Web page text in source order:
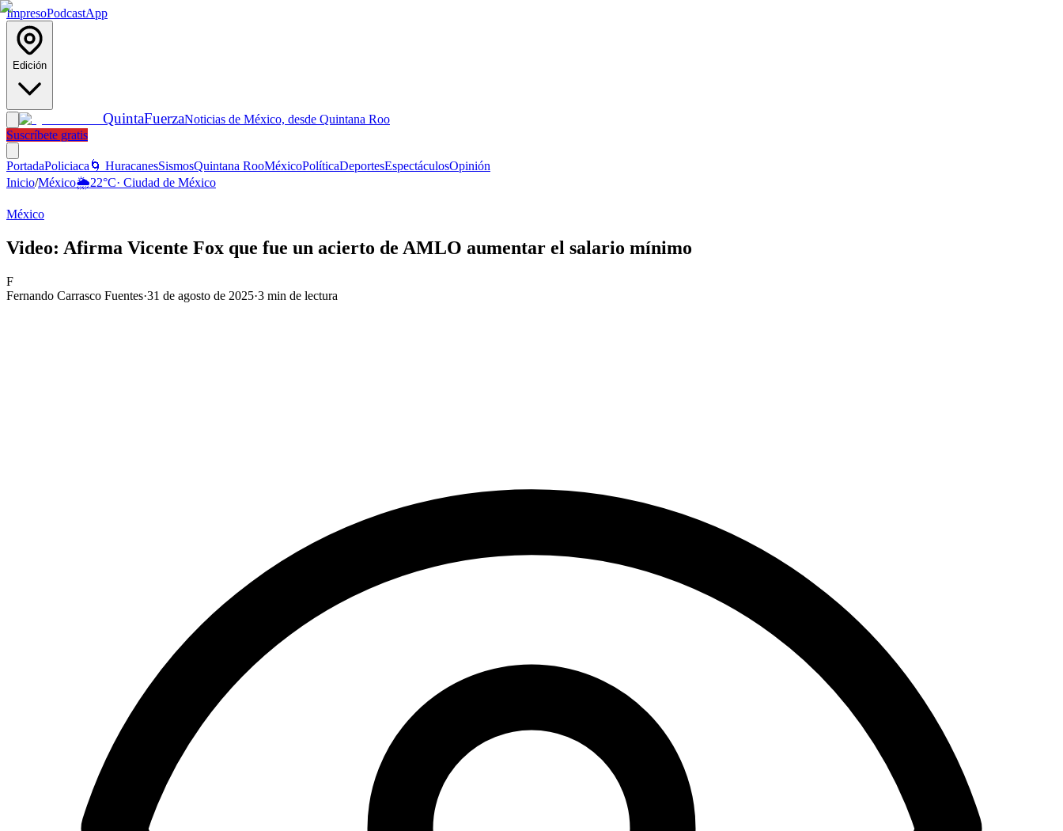
ImpresoPodcastApp
Edición
QuintaFuerzaNoticias de México, desde Quintana Roo
Suscríbete gratis
PortadaPoliciaca 🌀 HuracanesSismosQuintana RooMéxicoPolíticaDeportesEspectáculosOpinión
Inicio/México🌦️22°C· Ciudad de México
México
Video: Afirma Vicente Fox que fue un acierto de AMLO aumentar el salario mínimo
F
Fernando Carrasco Fuentes·31 de agosto de 2025·3 min de lectura